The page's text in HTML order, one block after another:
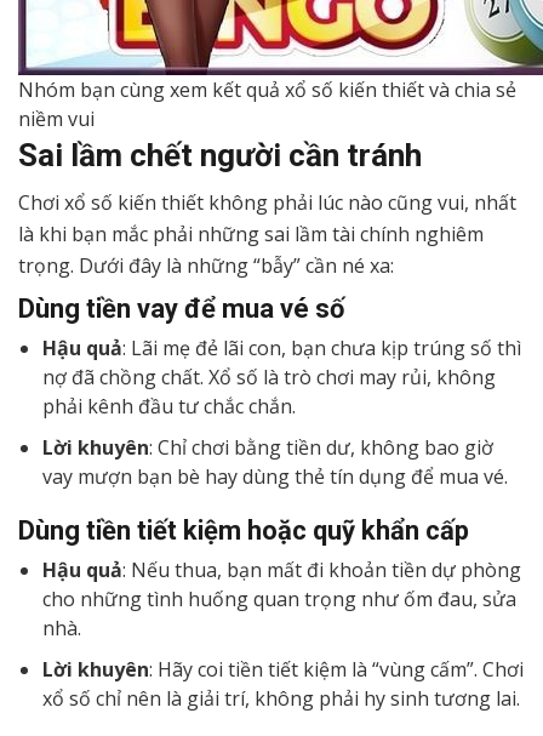
Nhóm bạn cùng xem kết quả xổ số kiến thiết và chia sẻ
niềm vui
Sai lầm chết người cần tránh
Chơi xổ số kiến thiết không phải lúc nào cũng vui, nhất
là khi bạn mắc phải những sai lầm tài chính nghiêm
trọng. Dưới đây là những “bẫy” cần né xa:
Dùng tiền vay để mua vé số
Hậu quả: Lãi mẹ đẻ lãi con, bạn chưa kịp trúng số thì
nợ đã chồng chất. Xổ số là trò chơi may rủi, không
phải kênh đầu tư chắc chắn.
Lời khuyên: Chỉ chơi bằng tiền dư, không bao giờ
vay mượn bạn bè hay dùng thẻ tín dụng để mua vé.
Dùng tiền tiết kiệm hoặc quỹ khẩn cấp
Hậu quả: Nếu thua, bạn mất đi khoản tiền dự phòng
cho những tình huống quan trọng như ốm đau, sửa
nhà.
Lời khuyên: Hãy coi tiền tiết kiệm là “vùng cấm”. Chơi
xổ số chỉ nên là giải trí, không phải hy sinh tương lai.